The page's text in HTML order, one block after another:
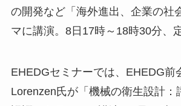
の開発など「海外進出、企業の社
マに講演。8日17時～18時30分、
EHEDGセミナーでは、EHEDG前
Lorenzen氏が「機械の衛生設計：